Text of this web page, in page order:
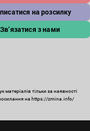
на розсилку
Зв’язатися з нами
матеріалів тільки за наявності
на https://zmina.info/